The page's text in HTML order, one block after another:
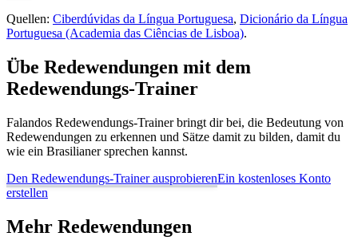
Quellen: Ciberdúvidas da Língua Portuguesa, Dicionário da Língua
Portuguesa (Academia das Ciências de Lisboa).
Übe Redewendungen mit dem
Redewendungs-Trainer
Falandos Redewendungs-Trainer bringt dir bei, die Bedeutung von
Redewendungen zu erkennen und Sätze damit zu bilden, damit du
wie ein Brasilianer sprechen kannst.
Den Redewendungs-Trainer ausprobierenEin kostenloses Konto
erstellen
Mehr Redewendungen